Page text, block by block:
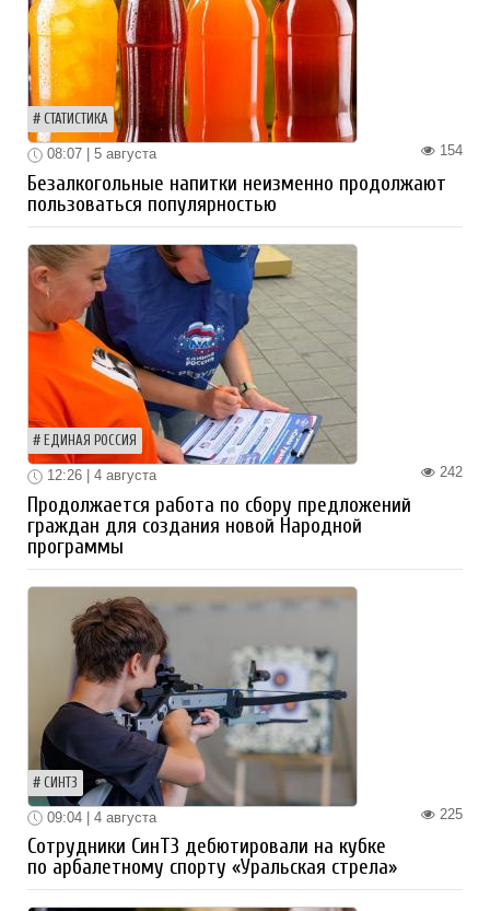
СТАТИСТИКА
154
08:07 | 5 августа
Безалкогольные напитки неизменно продолжают
пользоваться популярностью
ЕДИНАЯ РОССИЯ
242
12:26 | 4 августа
Продолжается работа по сбору предложений
граждан для создания новой Народной
программы
СИНТЗ
225
09:04 | 4 августа
Сотрудники СинТЗ дебютировали на кубке
по арбалетному спорту «Уральская стрела»